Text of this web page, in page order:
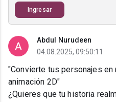
Ingresar
Abdul Nurudeen
04.08.2025, 09:50:11
"Convierte tus personajes en
animación 2D"
¿Quieres que tu historia